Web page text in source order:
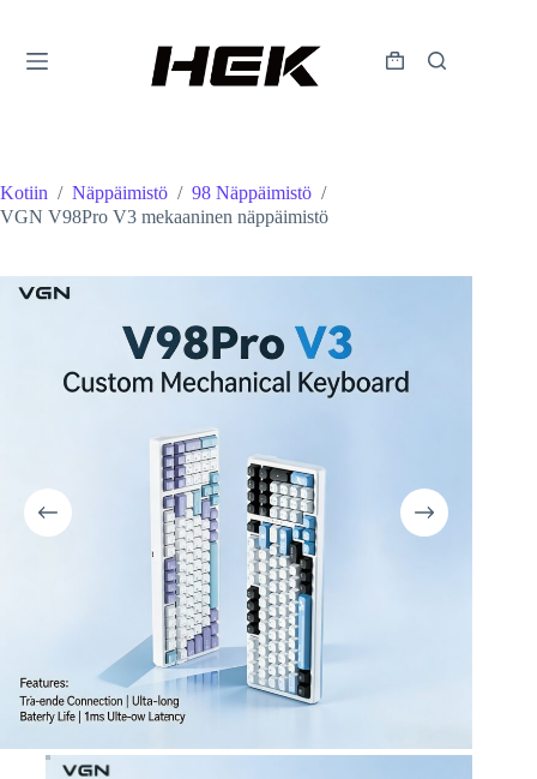
Kotiin / Näppäimistö / 98 Näppäimistö /
VGN V98Pro V3 mekaaninen näppäimistö